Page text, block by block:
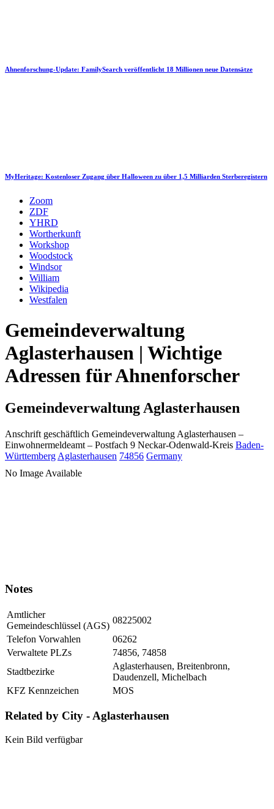
Ahnenforschung-Update: FamilySearch veröffentlicht 18 Millionen neue Datensätze
MyHeritage: Kostenloser Zugang über Halloween zu über 1,5 Milliarden Sterberegistern
Zoom
ZDF
YHRD
Wortherkunft
Workshop
Woodstock
Windsor
William
Wikipedia
Westfalen
Gemeindeverwaltung
Aglasterhausen | Wichtige
Adressen für Ahnenforscher
Gemeindeverwaltung Aglasterhausen
Anschrift geschäftlich Gemeindeverwaltung Aglasterhausen –
Einwohnermeldeamt – Postfach 9 Neckar-Odenwald-Kreis Baden-
Württemberg Aglasterhausen 74856 Germany
No Image Available
Notes
Amtlicher
Gemeindeschlüssel (AGS)
08225002
Telefon Vorwahlen
06262
Verwaltete PLZs
74856, 74858
Stadtbezirke
Aglasterhausen, Breitenbronn,
Daudenzell, Michelbach
KFZ Kennzeichen
MOS
Related by City - Aglasterhausen
Kein Bild verfügbar